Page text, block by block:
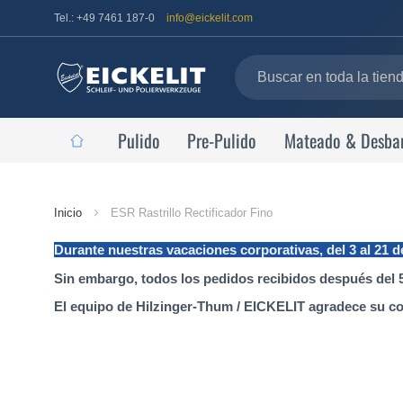
Tel.: +49 7461 187-0 info@eickelit.com
inicio
Pulido Pre-Pulido Mateado &
Inicio ESR Rastrillo Rectificador Fino
Durante nuestras vacaciones corporativas, del 3 al 21
Sin embargo, todos los pedidos recibidos después del
El equipo de Hilzinger-Thum / EICKELIT agradece su